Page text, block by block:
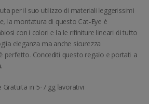
per il suo utilizzo di materiali leggerissimi
la montatura di questo Cat-Eye è
con i colori e la le rifiniture lineari di tutto
eleganza ma anche sicurezza
è perfetto. Concediti questo regalo e portati a
Gratuita in 5-7 gg lavorativi